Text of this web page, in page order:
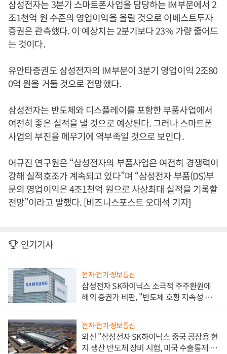
삼성전자는 3분기 스마트폰사업을 담당하는 IM부문에서 2
조1천억 원 수준의 영업이익을 올릴 것으로 이베스트투자
증권은 관측했다. 이 예상치는 2분기보다 23% 가량 줄어드
는 것이다.
유안타증권도 삼성전자의 IM부문이 3분기 영업이익 2조80
0억 원을 거둘 것으로 전망했다.
삼성전자는 반도체와 디스플레이를 포함한 부품사업에서
여전히 좋은 실적을 낼 것으로 예상된다. 그러나 스마트폰
사업의 부진을 메우기에 역부족일 것으로 보인다.
어규진 연구원은 “삼성전자의 부품사업은 여전히 경쟁력이
강해 실적호조가 계속되고 있다”며 “삼성전자 부품(DS)부
문의 영업이익은 4조1천억 원으로 사상최대 실적을 기록할
전망”이라고 말했다. [비즈니스포스트 오대석 기자]
인기기사
전자·전기·정보통신
삼성전자 SK하이닉스 소극적 주주환원에
해외 증권가 비판, "반도체 호황 지속성 의
전자·전기·정보통신
외신 "삼성전자 SK하이닉스 중국 공장용 현
지 생산 반도체 장비 시험, 미국 수출통제 대